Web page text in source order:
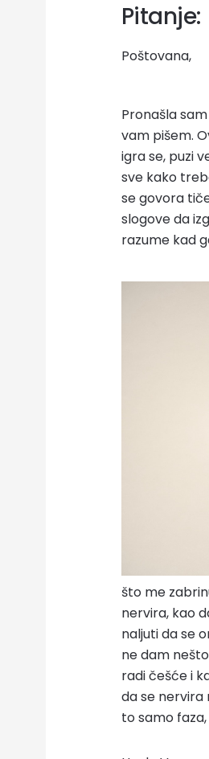
Pitanje:
Poštovana,
Pronašla
vam pišem.
igra se, puzi
sve kako
se govora
slogove da
razume kad
što me
nervira, kao
naljuti da se
ne dam
radi češće i
da se nervira
to samo